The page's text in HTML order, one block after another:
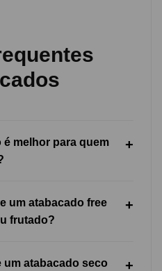
é melhor para quem
um atabacado free
frutado?
atabacado seco